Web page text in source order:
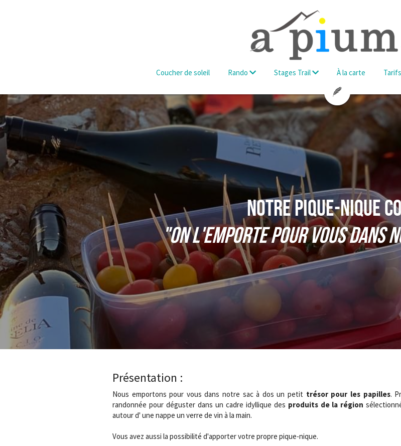
Coucher de soleil Rando Stages Trail À la carte
notre Pique-NIQUE
"On l'emporte pour vous dans
Présentation :
Nous emportons pour vous dans notre sac à dos un petit trésor pour les papilles.
randonnée pour déguster dans un cadre idyllique des produits de la région
autour d' une nappe un verre de vin à la main.
Vous avez aussi la possibilité d'apporter votre propre pique-nique.